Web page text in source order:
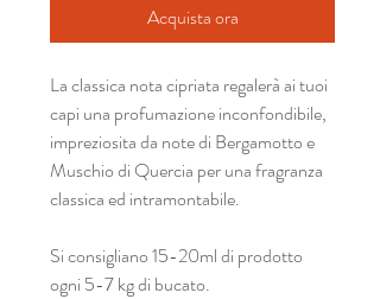
Acquista ora
La classica nota cipriata regalerà ai tuoi
capi una profumazione inconfondibile,
impreziosita da note di Bergamotto e
Muschio di Quercia per una fragranza
classica ed intramontabile.
Si consigliano 15-20ml di prodotto
ogni 5-7 kg di bucato.